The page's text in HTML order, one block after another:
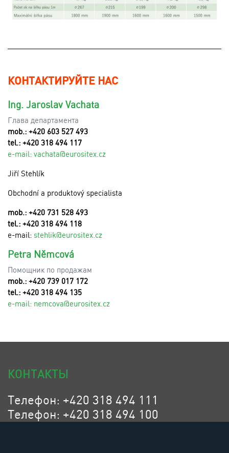
КОНТАКТИРУЙТЕ НАС
Ing. Jaroslav Vachata
Глава департамента
mob.: +420 603 527 493
tel.: +420 318 494 117
e-mail: vachata@eurositex.cz
Jiří Stehlík
Obchodní a produktový specialista
mob.: +420 731 528 493
tel.: +420 318 494 118
e-mail: stehlik@eurositex.cz
Petra Němcová
Помощник по продажам
mob.: +420 739 017 172
tel.: +420 318 494 135
e-mail: nemcova@eurositex.cz
КОНТАКТЫ
Телефон: +420 318 494 111
Телефон: +420 318 494 100